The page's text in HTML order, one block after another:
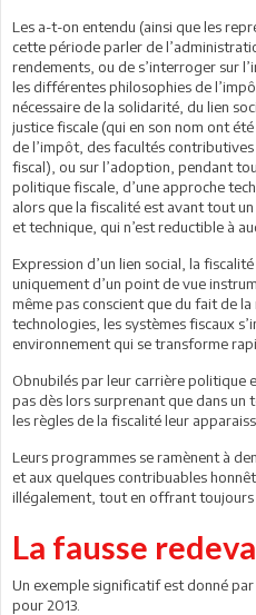
Les a-t-on entendu (ainsi que les
cette période parler de
rendements, ou de s’interroger sur
les différentes philosophies de
nécessaire de la solidarité, du lien
justice fiscale (qui en son nom ont
de l’impôt, des facultés
fiscal), ou sur l’adoption, pendant
politique fiscale, d’une approche
alors que la fiscalité est avant tout
et technique, qui n’est reductible à
Expression d’un lien social, la
uniquement d’un point de vue
même pas conscient que du fait de
technologies, les systèmes fiscaux
environnement qui se transforme
Obnubilés par leur carrière politique
pas dès lors surprenant que dans
les règles de la fiscalité leur
Leurs programmes se ramènent à
et aux quelques contribuables
illégalement, tout en offrant toujours
La fausse
Un exemple significatif est donné par
pour 2013.